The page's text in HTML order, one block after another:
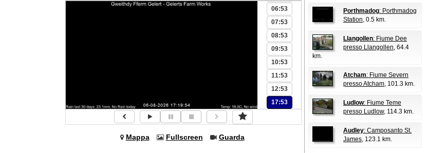
06:53
07:53
08:53
09:53
10:53
11:53
12:53
17:53
Mappa Fullscreen Guarda
Porthmadog: Porthmadog
Station, 0.5 km.
Llangollen: Fiume Dee
presso Llangollen, 64.4
km.
Atcham: Fiume Severn
presso Atcham, 101.3 km.
Ludlow: Fiume Teme
presso Ludlow, 114.3 km.
Audley: Camposanto St.
James, 123.1 km.